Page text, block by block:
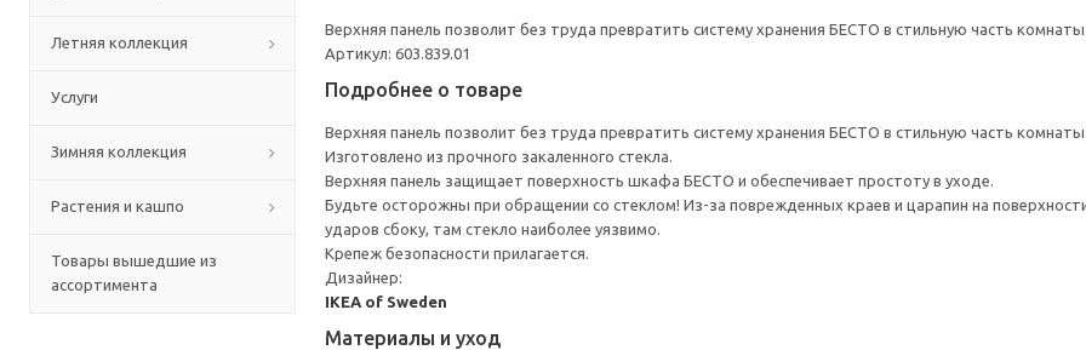
Летняя коллекция
Услуги
Зимняя коллекция
Растения и кашпо
Товары вышедшие из
ассортимента
Верхняя панель позволит без труда превратить систему хранения БЕСТО в стильную часть
Артикул: 603.839.01
Подробнее о товаре
Верхняя панель позволит без труда превратить систему хранения БЕСТО в стильную часть
Изготовлено из прочного закаленного стекла.
Верхняя панель защищает поверхность шкафа БЕСТО и обеспечивает простоту в уходе.
Будьте осторожны при обращении со стеклом! Из-за поврежденных краев и царапин на
ударов сбоку, там стекло наиболее уязвимо.
Крепеж безопасности прилагается.
Дизайнер:
IKEA of Sweden
Материалы и уход